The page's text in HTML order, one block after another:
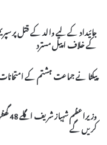
جائیداد کے لیے والد کے قتل پر
کے خلاف اپیل مسترد
پیکٹا نے جماعت ہشتم کے امتحانات 2026 کے نتائج کا اعلان
کریں گے